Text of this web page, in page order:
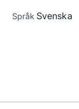
Språk Svenska